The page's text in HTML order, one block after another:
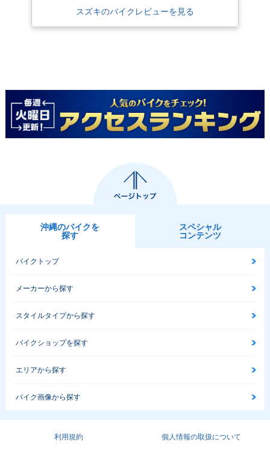
スズキのバイクレビューを見る
沖縄のバイクを
探す
スペシャル
コンテンツ
バイクトップ
メーカーから探す
スタイルタイプから探す
バイクショップを探す
エリアから探す
バイク画像から探す
利用規約 個人情報の取扱について